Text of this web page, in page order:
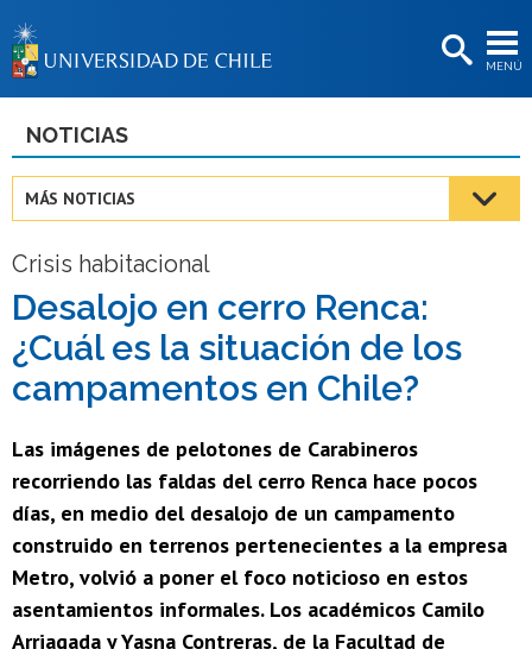
MENÚ
BIBLIOTECAS
Estudiantes
Académicas/os
Funcionarias/os
Egresadas/os
NOTICIAS
MÁS NOTICIAS
Crisis habitacional
Desalojo en cerro Renca:
¿Cuál es la situación de los
campamentos en Chile?
Las imágenes de pelotones de Carabineros
recorriendo las faldas del cerro Renca hace pocos
días, en medio del desalojo de un campamento
construido en terrenos pertenecientes a la empresa
Metro, volvió a poner el foco noticioso en estos
asentamientos informales. Los académicos Camilo
Arriagada y Yasna Contreras, de la Facultad de